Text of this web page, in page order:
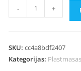
- +
SKU:cc4a8bdf2407
Kategorijas: